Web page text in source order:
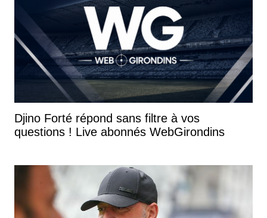
Djino Forté répond sans filtre à vos
questions ! Live abonnés WebGirondins